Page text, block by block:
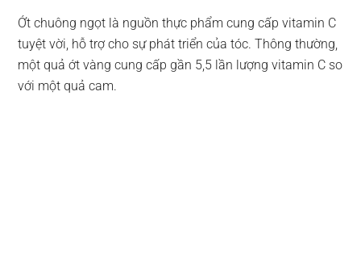
Ớt chuông ngọt là nguồn thực phẩm cung cấp vitamin C
tuyệt vời, hỗ trợ cho sự phát triển của tóc. Thông thường,
một quả ớt vàng cung cấp gần 5,5 lần lượng vitamin C so
với một quả cam.